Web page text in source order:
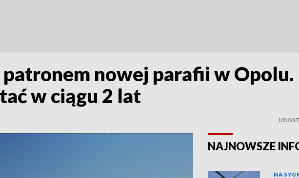
patronem nowej parafii w Opolu.
w ciągu 2 lat
NAJNOWSZE
NA